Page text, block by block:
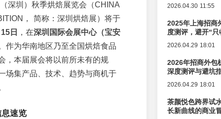
深圳）秋季烘焙展览会（CHINA
， 简称：深圳烘焙展）将于
日
，在深圳国际会展中心（宝安
作为华南地区乃至全国烘焙食品
，本届展会将以前所未有的规
场集产品、技术、趋势与商机于
速览
2026.04.30 11:55
2025年上海招商
度测评，避开“
2026.04.29 18:01
2026年招商外包
深度测评与避坑
2026.04.29 18:01
茶颜悦色跨界试
长新曲线的商业